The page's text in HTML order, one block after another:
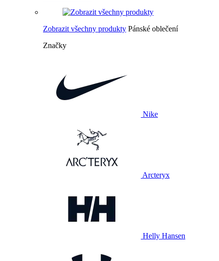
Zobrazit všechny produkty Pánské oblečení
Značky
Nike
Arcteryx
Helly Hansen